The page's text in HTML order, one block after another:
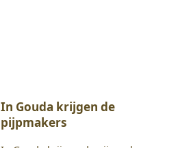
In Gouda krijgen de
pijpmakers